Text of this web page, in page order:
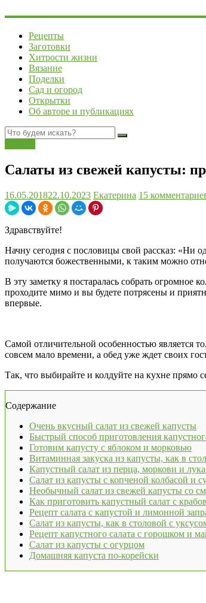
Рецепты
Заготовки
Хитрости жизни
Вязание
Поделки
Сад и огород
Открытки
Об авторе и публикациях
Салаты из свежей капусты:
16.05.201822.10.2023 Екатерина 15
Здравствуйте!
Начну сегодня с пословицы свой рассказ: «Ни
получаются божественными, к таким можно
В эту заметку я постаралась собрать
проходите мимо и вы будете потрясены и
впервые.
Самой отличительной особенностью является
совсем мало времени, а обед уже ждет своих
Так, что выбирайте и колдуйте на кухне прямо
Содержание
Очень вкусный салат из свежей капусты
Быстрый способ приготовления
Готовим капусту с яблоком и морковью
Витаминная закуска из капусты, как в
Капустный салат из перца, моркови и
Салат из капусты с копченой колбасой и
Необычный салат из свежей капусты со
Как приготовить капустный салат с
Рецепт салата с капустой и лимонной
Салат из капусты, как в столовой с
Рецепт капустного салата с горошком и
Салат из капусты с огурцом
Домашняя капуста по-корейски